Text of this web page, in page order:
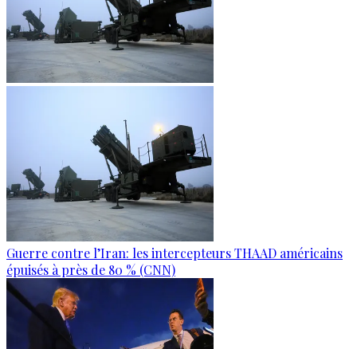
Guerre contre l’Iran: les intercepteurs THAAD américains
épuisés à près de 80 % (CNN)